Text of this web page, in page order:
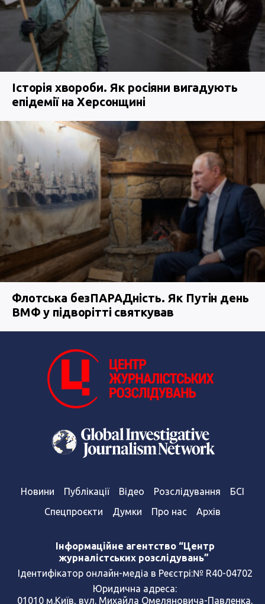
Історія хвороби. Як росіяни вигадують
епідемії на Херсонщині
Флотська безПАРАДність. Як Путін день
ВМФ у підворітті святкував
Новини Публікації Відео Розслідування
БСІ
Спецпроєкти
Думки Про нас Архів
Інформаційне агентство “Центр
журналістських розслідувань”
Ідентифікатор онлайн-медіа в Реєстрі:№ R40-04702
Юридична адреса:
01010 м.Київ, вул. Михайла Омеляновича-Павленка,